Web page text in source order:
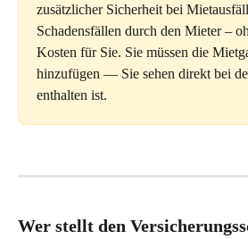
zusätzlicher Sicherheit bei
Schadensfällen durch den Mieter –
Kosten für Sie. Sie müssen die
hinzufügen — Sie sehen direkt bei
enthalten ist.
Wer stellt den